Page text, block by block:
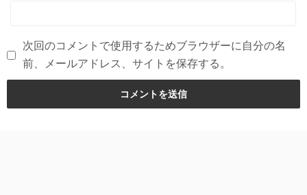
次回のコメントで使用するためブラウザーに自分の名
前、メールアドレス、サイトを保存する。